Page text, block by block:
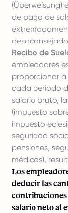
(Überweisung)
de pago de
Recibo de
empleadores
proporcionar
cada período
salario bruto,
(impuesto
impuesto
seguridad
pensiones,
médicos),
Los
deducir las
contribuciones
salario neto al